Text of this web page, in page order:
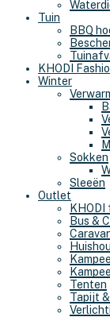
Tuin
BBQ
KHODI
Winter
Sokken
Sleeën
Outlet
KHODI
Bus &
Tenten
Tapijt